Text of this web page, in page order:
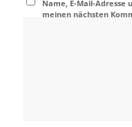
Name, E-Mail-Adresse
meinen nächsten